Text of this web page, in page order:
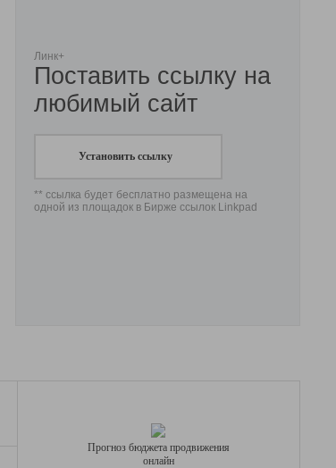
Линк+
Поставить ссылку на
любимый сайт
Установить ссылку
** ссылка будет бесплатно размещена на
одной из площадок в Бирже ссылок Linkpad
Прогноз бюджета продвижения
онлайн